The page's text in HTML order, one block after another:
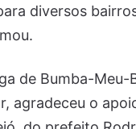
diversos
de Bumba-Meu-
agradeceu o